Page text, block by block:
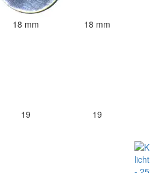
18 mm 18 mm
19 19